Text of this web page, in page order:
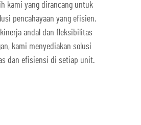
kami yang dirancang untuk
pencahayaan yang efisien.
andal dan fleksibilitas
kami menyediakan solusi
dan efisiensi di setiap unit.